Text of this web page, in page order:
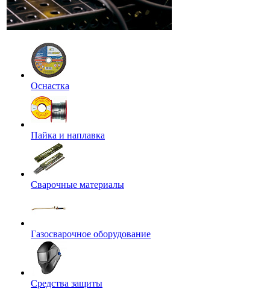
Оснастка
Пайка и наплавка
Сварочные материалы
Газосварочное оборудование
Средства защиты